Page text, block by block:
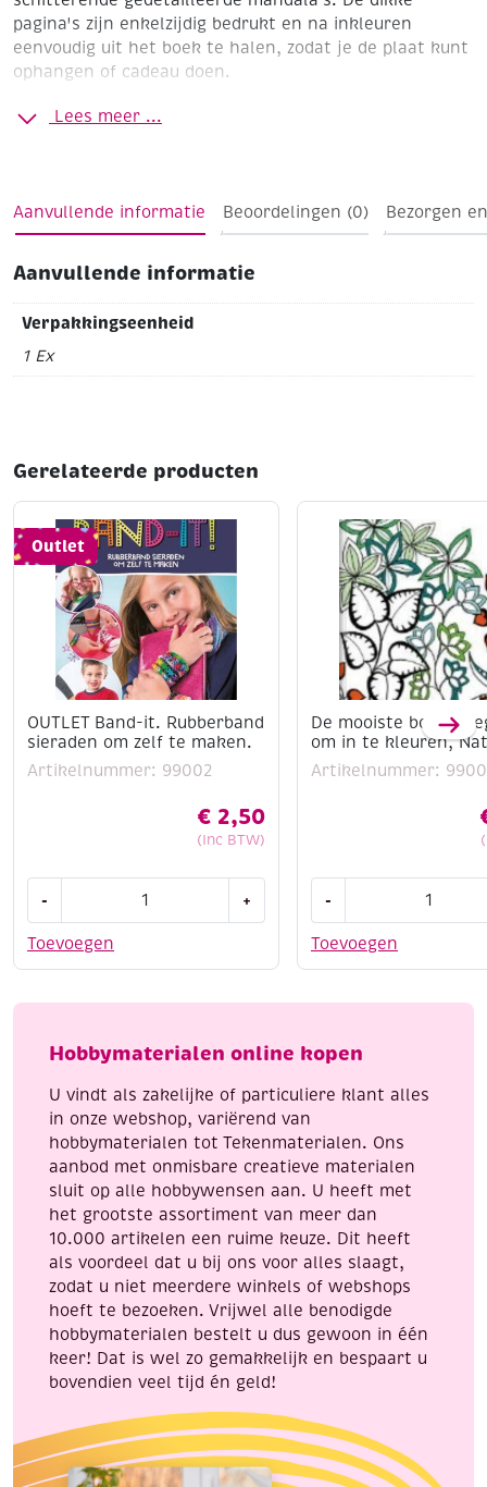
pagina's zijn enkelzijdig bedrukt en na inkleuren
eenvoudig uit het boek te halen, zodat je de plaat kunt
ophangen of cadeau doen.
Lees meer ...
Aanvullende informatie Beoordelingen (0) Bezorgen
Aanvullende informatie
Verpakkingseenheid
1 Ex
Gerelateerde producten
Outlet
OUTLET Band-it. Rubberband
sieraden om zelf te maken.
Artikelnummer: 99002
€ 2,50
(Inc BTW)
Toevoegen
-
it.
om
aantal
+
De mooiste
om in te kleuren,
Artikelnummer:
Toevoegen
-
boekenleggers
te
Natuur
Hobbymaterialen online kopen
U vindt als zakelijke of particuliere klant alles
in onze webshop, variërend van
hobbymaterialen tot Tekenmaterialen. Ons
aanbod met onmisbare creatieve materialen
sluit op alle hobbywensen aan. U heeft met
het grootste assortiment van meer dan
10.000 artikelen een ruime keuze. Dit heeft
als voordeel dat u bij ons voor alles slaagt,
zodat u niet meerdere winkels of webshops
hoeft te bezoeken. Vrijwel alle benodigde
hobbymaterialen bestelt u dus gewoon in één
keer! Dat is wel zo gemakkelijk en bespaart u
bovendien veel tijd én geld!